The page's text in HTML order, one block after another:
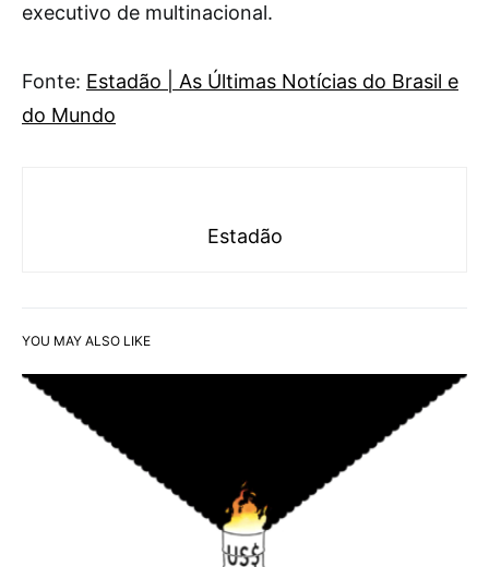
executivo de multinacional.
Fonte: Estadão | As Últimas Notícias do Brasil e
do Mundo
Estadão
YOU MAY ALSO LIKE